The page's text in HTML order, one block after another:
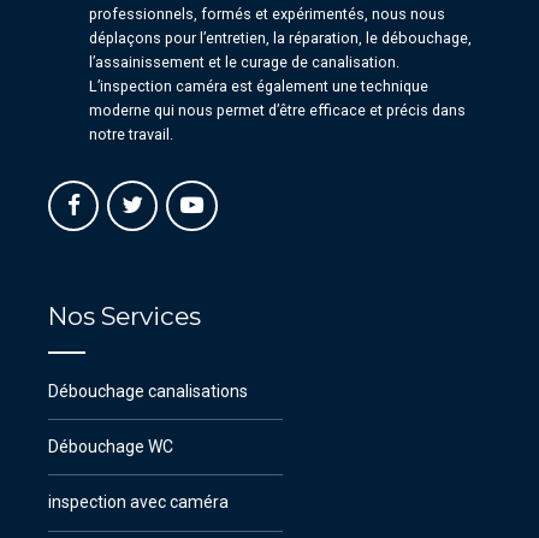
professionnels, formés et expérimentés, nous nous
déplaçons pour l’entretien, la réparation, le débouchage,
l’assainissement et le curage de canalisation.
L’inspection caméra est également une technique
moderne qui nous permet d’être efficace et précis dans
notre travail.
Nos Services
Débouchage canalisations
Débouchage WC
inspection avec caméra